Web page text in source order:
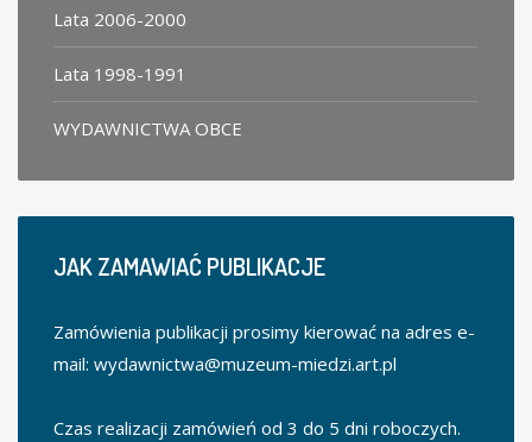
Lata 2006-2000
Lata 1998-1991
WYDAWNICTWA OBCE
JAKZAMAWIAĆ PUBLIKACJE
Zamówienia publikacji prosimy kierować na adres e-
mail: wydawnictwa@muzeum-miedzi.art.pl
Czas realizacji zamówień od 3 do 5 dni roboczych.